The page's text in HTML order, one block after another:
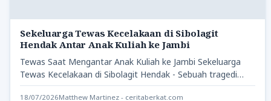
Sekeluarga Tewas Kecelakaan di Sibolagit
Hendak Antar Anak Kuliah ke Jambi
Tewas Saat Mengantar Anak Kuliah ke Jambi Sekeluarga
Tewas Kecelakaan di Sibolagit Hendak - Sebuah tragedi
memilukan terjadi…
18/07/2026Matthew Martinez - ceritaberkat.com